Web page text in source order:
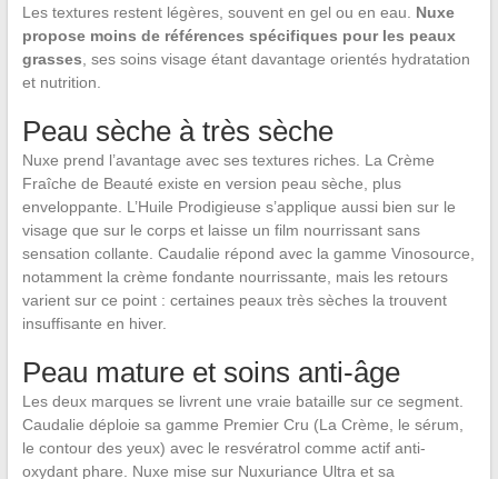
Les textures restent légères, souvent en gel ou en eau. Nuxe
propose moins de références spécifiques pour les peaux
grasses, ses soins visage étant davantage orientés hydratation
et nutrition.
Peau sèche à très sèche
Nuxe prend l’avantage avec ses textures riches. La Crème
Fraîche de Beauté existe en version peau sèche, plus
enveloppante. L’Huile Prodigieuse s’applique aussi bien sur le
visage que sur le corps et laisse un film nourrissant sans
sensation collante. Caudalie répond avec la gamme Vinosource,
notamment la crème fondante nourrissante, mais les retours
varient sur ce point : certaines peaux très sèches la trouvent
insuffisante en hiver.
Peau mature et soins anti-âge
Les deux marques se livrent une vraie bataille sur ce segment.
Caudalie déploie sa gamme Premier Cru (La Crème, le sérum,
le contour des yeux) avec le resvératrol comme actif anti-
oxydant phare. Nuxe mise sur Nuxuriance Ultra et sa